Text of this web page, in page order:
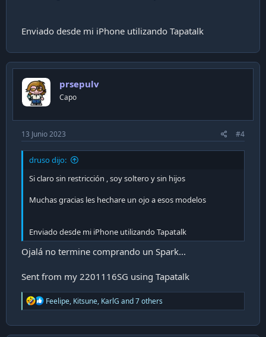
Enviado desde mi iPhone utilizando Tapatalk
prsepulv
Capo
13 Junio 2023 #4
druso dijo:
Si claro sin restricción , soy soltero y sin hijos
Muchas gracias les hechare un ojo a esos modelos
Enviado desde mi iPhone utilizando Tapatalk
Ojalá no termine comprando un Spark...
Sent from my 2201116SG using Tapatalk
R
e
c
Feelipe, Kitsune, KarlG and 7 others